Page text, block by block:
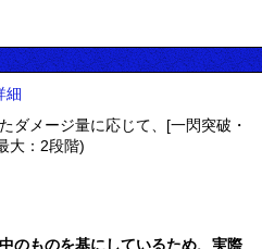
細
ダメージ量に応じて、[一閃突破・
大：2段階)
のものを基にしているため、実際